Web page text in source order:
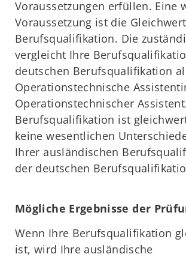
Voraussetzungen erfüllen. Eine
Voraussetzung ist die
Berufsqualifikation. Die
vergleicht Ihre
deutschen Berufsqualifikation
Operationstechnische
Operationstechnischer
Berufsqualifikation ist
keine wesentlichen
Ihrer ausländischen
der deutschen
Mögliche Ergebnisse der
Wenn Ihre Berufsqualifikation
ist, wird Ihre ausländische